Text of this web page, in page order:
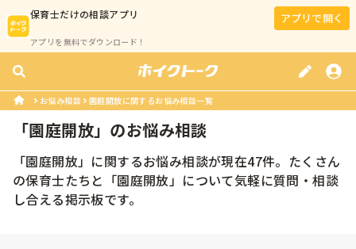
保育士だけの相談アプリ
アプリを無料でダウンロード！
アプリで開く
お悩み相談 園庭開放に関するお悩み相談一覧
「園庭開放」のお悩み相談
「園庭開放」に関するお悩み相談が現在47件。たくさん
の保育士たちと「園庭開放 」について気軽に質問・相談
し合える掲示板です。